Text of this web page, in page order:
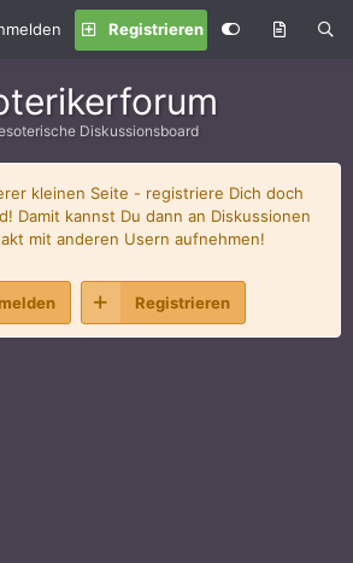
Registrieren
Diskussionsboard
kleinen Seite - registriere Dich doch
Damit kannst Du dann an Diskussionen
mit anderen Usern aufnehmen!
Registrieren